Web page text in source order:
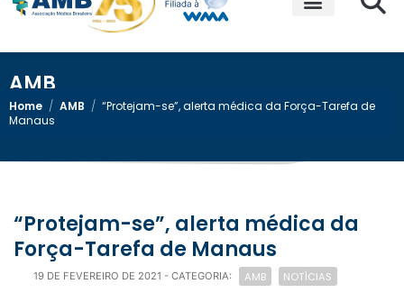
AMB
Home / AMB / “Protejam-se”, alerta médica da Força-Tarefa de
Manaus
“Protejam-se”, alerta médica da
Força-Tarefa de Manaus
19 DE FEVEREIRO DE 2021 - CATEGORIA: AMB NOTÍCIAS